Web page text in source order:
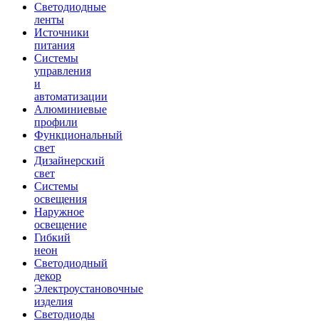
Светодиодные
ленты
Источники
питания
Системы
управления
и
автоматизации
Алюминиевые
профили
Функциональный
свет
Дизайнерский
свет
Системы
освещения
Наружное
освещение
Гибкий
неон
Светодиодный
декор
Электроустановочные
изделия
Светодиоды